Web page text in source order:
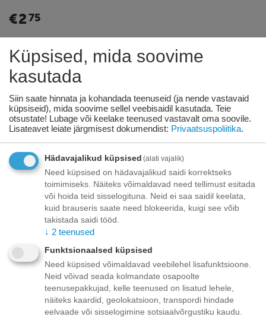
€275
Toode on
saadaval:
07/08/2026
+
− Korvis
Lisage sooviloendisse Esita küsimus
Kohaletoimetamine
Tasuta kohaletoimetamine teie ukse taha tellimustele üle
70.00 euro!
Saatmiskulud kuni 69,99 eurot:
Venipaki kullerteenus – 10.00 EUR
Unisend pakiautomaat - 3,50 eurot
Omniva pakiautomaat - 5,00 eurot
Makse
Küpsised, mida soovime
kasutada
Siin saate hinnata ja kohandada teenuseid (ja nende vastavaid
küpsiseid), mida soovime sellel veebisaidil kasutada. Teie
otsustate! Lubage või keelake teenused vastavalt oma soovile.
Lisateavet leiate järgmisest dokumendist: Privaatsuspoliitika.
Hädavajalikud küpsised (alati vajalik)
Need küpsised on hädavajalikud saidi korrektseks
toimimiseks. Näiteks võimaldavad need tellimust esitada
või hoida teid sisselogituna. Neid ei saa saidil keelata,
kuid brauseris saate need blokeerida, kuigi see võib
takistada saidi tööd.
↓ 2 teenused
Funktsionaalsed küpsised
Need küpsised võimaldavad veebilehel lisafunktsioone.
Neid võivad seada kolmandate osapoolte
teenusepakkujad, kelle teenused on lisatud lehele,
näiteks kaardid, geolokatsioon, transpordi hindade
eelvaade või sisselogimine sotsiaalvõrgustiku kaudu.